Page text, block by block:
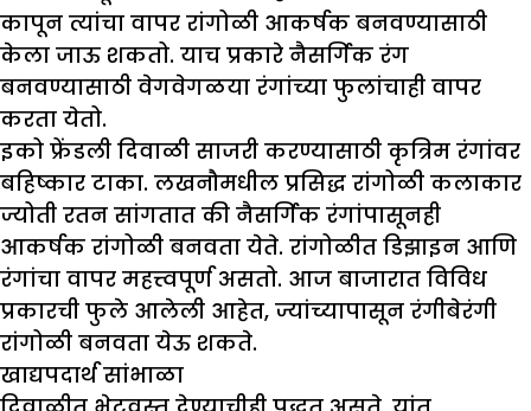
कापून त्यांचा वापर रांगोळी आकर्षक बनवण्यासाठी
केला जाऊ शकतो. याच प्रकारे नैसर्गिक रंग
बनवण्यासाठी वेगवेगळया रंगांच्या फुलांचाही वापर
करता येतो.
इको फ्रेंडली दिवाळी साजरी करण्यासाठी कृत्रिम रंगांवर
बहिष्कार टाका. लखनौमधील प्रसिद्ध रांगोळी कलाकार
ज्योती रतन सांगतात की नैसर्गिक रंगांपासूनही
आकर्षक रांगोळी बनवता येते. रांगोळीत डिझाइन आणि
रंगांचा वापर महत्त्वपूर्ण असतो. आज बाजारात विविध
प्रकारची फुले आलेली आहेत, ज्यांच्यापासून रंगीबेरंगी
रांगोळी बनवता येऊ शकते.
खाद्यपदार्थ सांभाळा